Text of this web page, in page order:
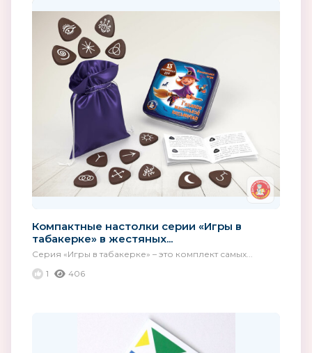
Компактные настолки серии «Игры в
табакерке» в жестяных...
Серия «Игры в табакерке» – это комплект самых...
1
406